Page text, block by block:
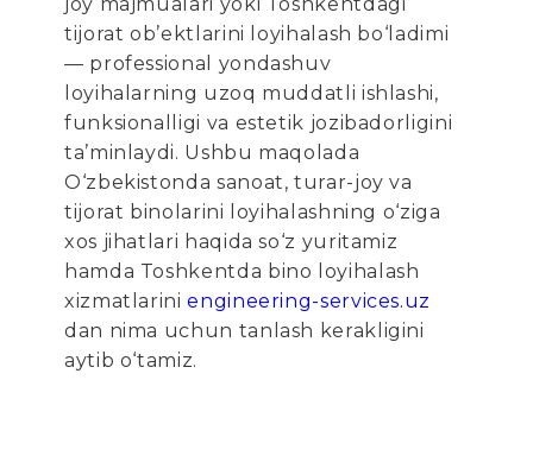
tijorat ob’ektlarini loyihalash bo‘ladimi
— professional yondashuv
loyihalarning uzoq muddatli ishlashi,
funksionalligi va estetik jozibadorligini
ta’minlaydi. Ushbu maqolada
O‘zbekistonda sanoat, turar-joy va
tijorat binolarini loyihalashning o‘ziga
xos jihatlari haqida so‘z yuritamiz
hamda Toshkentda bino loyihalash
xizmatlariniengineering-services.uz
dan nima uchun tanlash kerakligini
aytib o‘tamiz.